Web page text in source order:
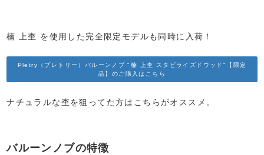
楠 上杢 を使用した完全限定モデルも同時に入荷！
Pletry（プレトリー）バルーンノブ "楠 上杢 スタビライズドウッド"【限定
品】のご購入はこちら
ナチュラルな杢を狙ってた方はこちらがオススメ。
バルーンノブの特徴